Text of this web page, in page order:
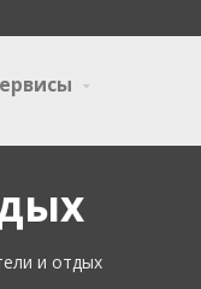
и отдых